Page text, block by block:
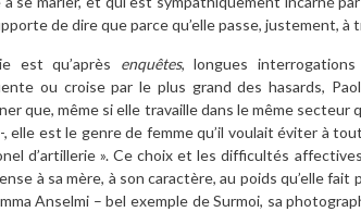
de dire que parce qu’elle passe, justement,
est qu’après enquêtes, longues interrogations
ou croise par le plus grand des hasards,
que, même si elle travaille dans le même
, elle est le genre de femme qu’il voulait éviter à
d’artillerie ». Ce choix et les difficultés
à sa mère, à son caractère, au poids qu’elle
Anselmi – bel exemple de Surmoi, sa